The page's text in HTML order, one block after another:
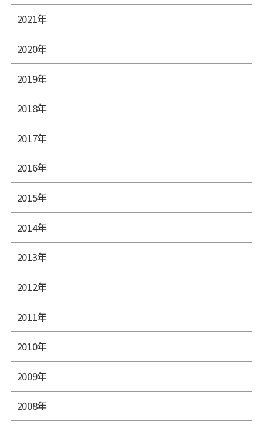
2021年
2020年
2019年
2018年
2017年
2016年
2015年
2014年
2013年
2012年
2011年
2010年
2009年
2008年